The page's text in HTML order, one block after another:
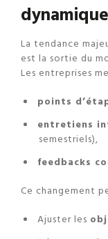
La tendance
est la sortie du
Les entreprises
points
entretiens
semestriels),
feedbacks
Ce changement
Ajuster les